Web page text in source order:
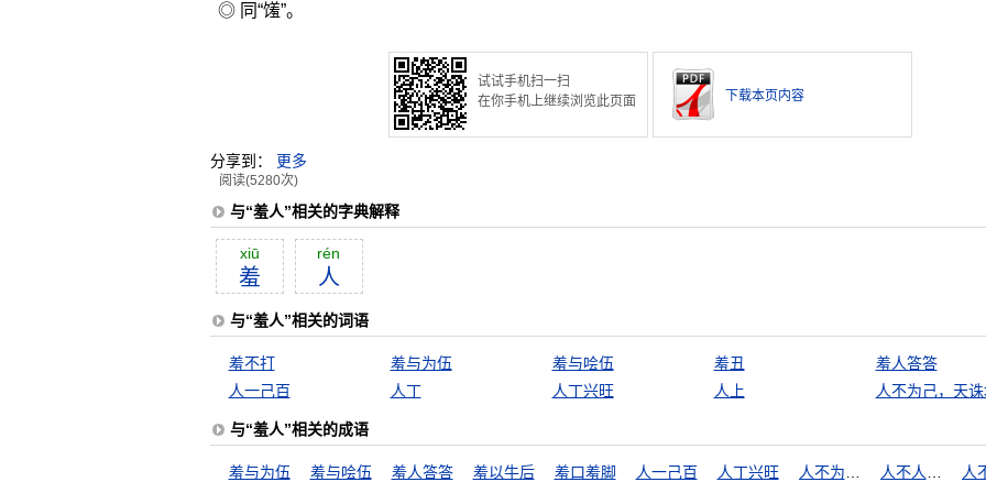
◎ 同“馐”。
试试手机扫一扫
在你手机上继续浏览此页面
下载本页内容
分享到： 更多
阅读(5280次)
与“羞人”相关的字典解释
xiū
羞
rén
人
与“羞人”相关的词语
羞不打 羞与为伍 羞与哙伍 羞丑
羞人答答
人一己百
人丁 人丁兴旺 人上 人不为己，天
与“羞人”相关的成语
羞与为伍 羞与哙伍 羞人答答 羞以牛后 羞口羞脚 人一己百 人丁兴旺